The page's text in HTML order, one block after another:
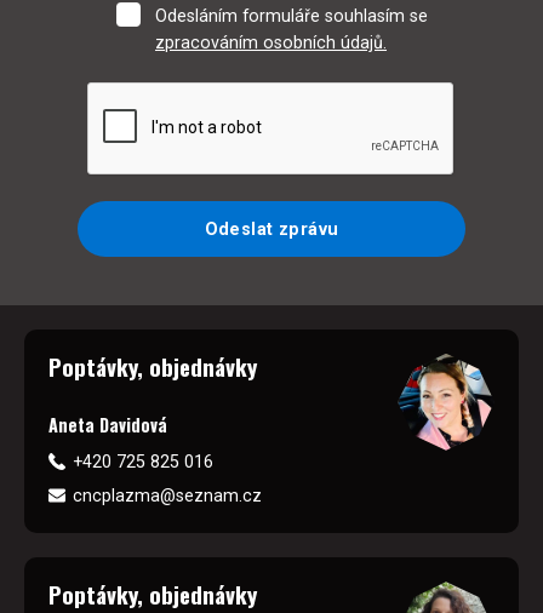
Odesláním formuláře souhlasím se
zpracováním osobních údajů.
Odeslat zprávu
Poptávky, objednávky
Aneta Davidová
+420 725 825 016
cncplazma@seznam.cz
Poptávky, objednávky